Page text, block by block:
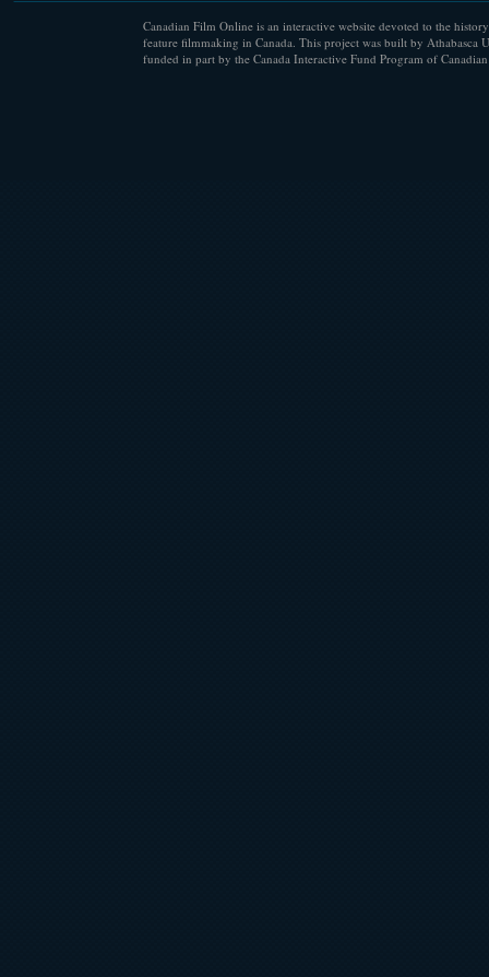
Canadian Film Online is an interactive website devoted to the
feature filmmaking in Canada. This project was built by Athabasca
funded in part by the Canada Interactive Fund Program of